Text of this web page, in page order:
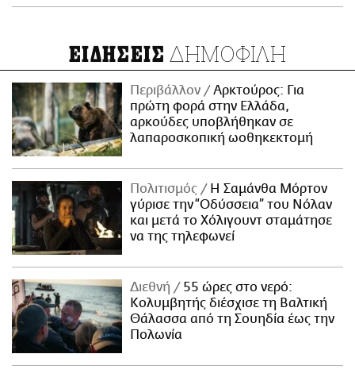
ΕΙΔΗΣΕΙΣ ΔΗΜΟΦΙΛΗ
Περιβάλλον
Αρκτούρος: Για
πρώτη φορά στην Ελλάδα,
αρκούδες υποβλήθηκαν σε
λαπαροσκοπική ωοθηκεκτομή
Πολιτισμός
Η Σαμάνθα Μόρτον
γύρισε την “Οδύσσεια” του Νόλαν
και μετά το Χόλιγουντ σταμάτησε
να της τηλεφωνεί
Διεθνή
55 ώρες στο νερό:
Κολυμβητής διέσχισε τη Βαλτική
Θάλασσα από τη Σουηδία έως την
Πολωνία